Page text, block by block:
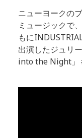
ニューヨークの
ミュージックで
もに
出演したジュリ
into the Night」